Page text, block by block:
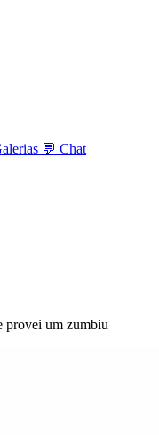
💬 Chat
provei um zumbiu